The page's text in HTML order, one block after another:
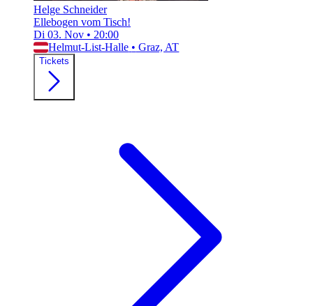
Helge Schneider
Ellebogen vom Tisch!
Di 03. Nov • 20:00
Helmut-List-Halle • Graz, AT
Tickets